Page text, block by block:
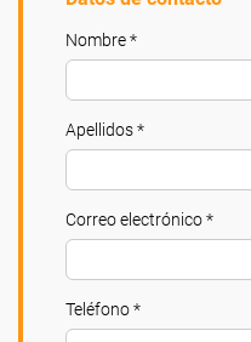
Nombre *
Apellidos *
Correo electrónico *
Teléfono *